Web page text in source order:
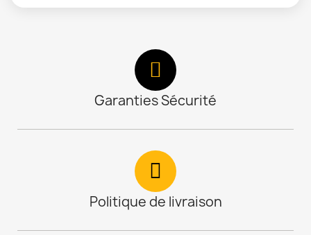
Garanties Sécurité
Politique de livraison